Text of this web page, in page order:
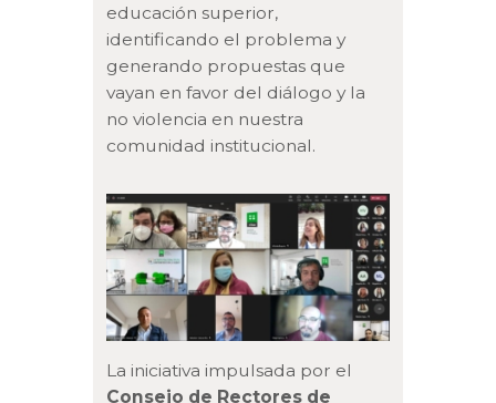
educación superior,
identificando el problema y
generando propuestas que
vayan en favor del diálogo y la
no violencia en nuestra
comunidad institucional.
La iniciativa impulsada por el
Consejo de Rectores de